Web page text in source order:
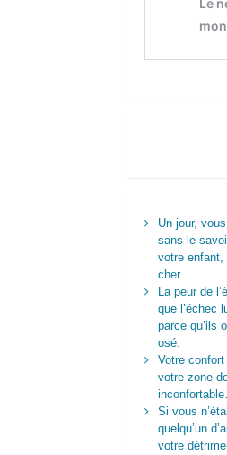
Un jour,
sans le
votre enfant,
cher.
La peur de
que l’échec
parce qu’ils
osé.
Votre
votre zone
Si vous
quelqu’un
votre